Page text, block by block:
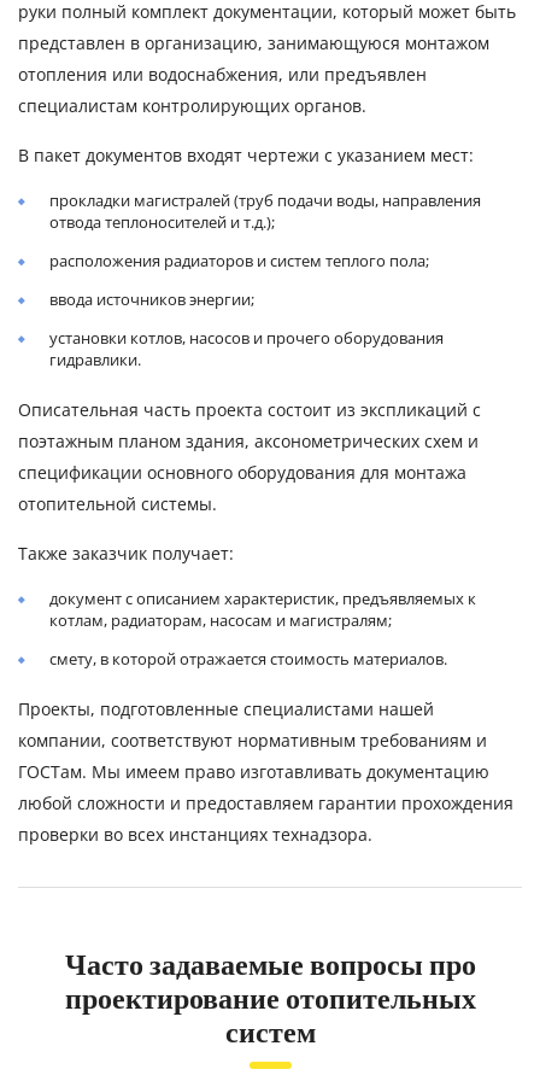
руки полный комплект документации, который может быть
представлен в организацию, занимающуюся монтажом
отопления или водоснабжения, или предъявлен
специалистам контролирующих органов.
В пакет документов входят чертежи с указанием мест:
прокладки магистралей (труб подачи воды, направления
отвода теплоносителей и т.д.);
расположения радиаторов и систем теплого пола;
ввода источников энергии;
установки котлов, насосов и прочего оборудования
гидравлики.
Описательная часть проекта состоит из экспликаций с
поэтажным планом здания, аксонометрических схем и
спецификации основного оборудования для монтажа
отопительной системы.
Также заказчик получает:
документ с описанием характеристик, предъявляемых к
котлам, радиаторам, насосам и магистралям;
смету, в которой отражается стоимость материалов.
Проекты, подготовленные специалистами нашей
компании, соответствуют нормативным требованиям и
ГОСТам. Мы имеем право изготавливать документацию
любой сложности и предоставляем гарантии прохождения
проверки во всех инстанциях технадзора.
Часто задаваемые вопросы про
проектирование отопительных
систем